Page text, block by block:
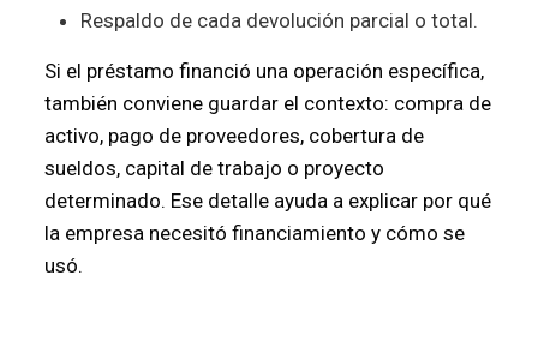
Respaldo de cada devolución parcial o total.
Si el préstamo financió una operación específica,
también conviene guardar el contexto: compra de
activo, pago de proveedores, cobertura de
sueldos, capital de trabajo o proyecto
determinado. Ese detalle ayuda a explicar por qué
la empresa necesitó financiamiento y cómo se
usó.